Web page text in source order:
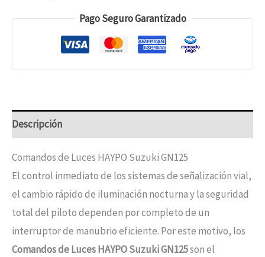
Pago Seguro Garantizado
Descripción
Comandos de Luces HAYPO Suzuki GN125
El control inmediato de los sistemas de señalización vial,
el cambio rápido de iluminación nocturna y la seguridad
total del piloto dependen por completo de un
interruptor de manubrio eficiente. Por este motivo, los
Comandos de Luces HAYPO Suzuki GN125son el